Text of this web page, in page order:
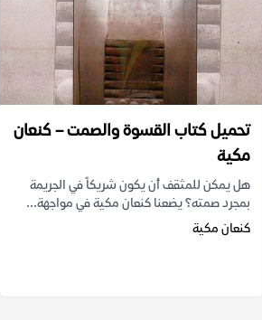
تحميل كتاب القسوة والصمت – كنعان
مكية
هل يمكن للمثقف أن يكون شريكاً في الجريمة
بمجرد صمته؟ يضعنا كنعان مكية في مواجهة...
كنعان مكية